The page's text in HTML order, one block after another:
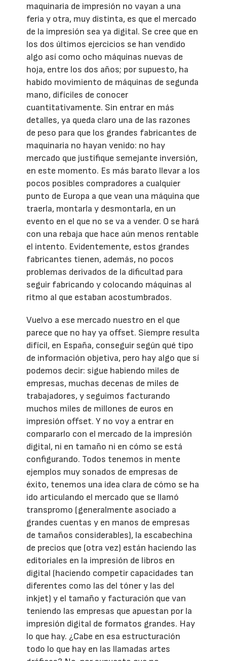
maquinaria de impresión no vayan a una
feria y otra, muy distinta, es que el mercado
de la impresión sea ya digital. Se cree que en
los dos últimos ejercicios se han vendido
algo así como ocho máquinas nuevas de
hoja, entre los dos años; por supuesto, ha
habido movimiento de máquinas de segunda
mano, difíciles de conocer
cuantitativamente. Sin entrar en más
detalles, ya queda claro una de las razones
de peso para que los grandes fabricantes de
maquinaria no hayan venido: no hay
mercado que justifique semejante inversión,
en este momento. Es más barato llevar a los
pocos posibles compradores a cualquier
punto de Europa a que vean una máquina que
traerla, montarla y desmontarla, en un
evento en el que no se va a vender. O se hará
con una rebaja que hace aún menos rentable
el intento. Evidentemente, estos grandes
fabricantes tienen, además, no pocos
problemas derivados de la dificultad para
seguir fabricando y colocando máquinas al
ritmo al que estaban acostumbrados.
Vuelvo a ese mercado nuestro en el que
parece que no hay ya offset. Siempre resulta
difícil, en España, conseguir según qué tipo
de información objetiva, pero hay algo que sí
podemos decir: sigue habiendo miles de
empresas, muchas decenas de miles de
trabajadores, y seguimos facturando
muchos miles de millones de euros en
impresión offset. Y no voy a entrar en
compararlo con el mercado de la impresión
digital, ni en tamaño ni en cómo se está
configurando. Todos tenemos in mente
ejemplos muy sonados de empresas de
éxito, tenemos una idea clara de cómo se ha
ido articulando el mercado que se llamó
transpromo (generalmente asociado a
grandes cuentas y en manos de empresas
de tamaños considerables), la escabechina
de precios que (otra vez) están haciendo las
editoriales en la impresión de libros en
digital (haciendo competir capacidades tan
diferentes como las del tóner y las del
inkjet) y el tamaño y facturación que van
teniendo las empresas que apuestan por la
impresión digital de formatos grandes. Hay
lo que hay. ¿Cabe en esa estructuración
todo lo que hay en las llamadas artes